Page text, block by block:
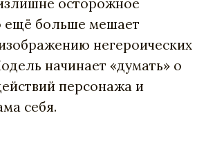
осторожное
ещё больше мешает
негероических
начинает «думать» о
персонажа и
себя.